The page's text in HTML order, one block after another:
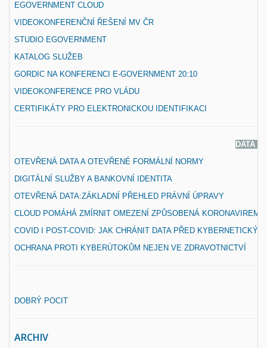
EGOVERNMENT CLOUD
VIDEOKONFERENČNÍ ŘEŠENÍ MV ČR
STUDIO EGOVERNMENT
KATALOG SLUŽEB
GORDIC NA KONFERENCI E-GOVERNMENT 20:10
VIDEOKONFERENCE PRO VLÁDU
CERTIFIKÁTY PRO ELEKTRONICKOU IDENTIFIKACI
DATA A
OTEVŘENÁ DATA A OTEVŘENÉ FORMÁLNÍ NORMY
DIGITÁLNÍ SLUŽBY A BANKOVNÍ IDENTITA
OTEVŘENÁ DATA:ZÁKLADNÍ PŘEHLED PRÁVNÍ ÚPRAVY
CLOUD POMÁHÁ ZMÍRNIT OMEZENÍ ZPŮSOBENÁ KORONAVIREM
COVID I POST-COVID: JAK CHRÁNIT DATA PŘED
OCHRANA PROTI KYBERÚTOKŮM NEJEN VE ZDRAVOTNICTVÍ
DOBRÝ POCIT
ARCHIV